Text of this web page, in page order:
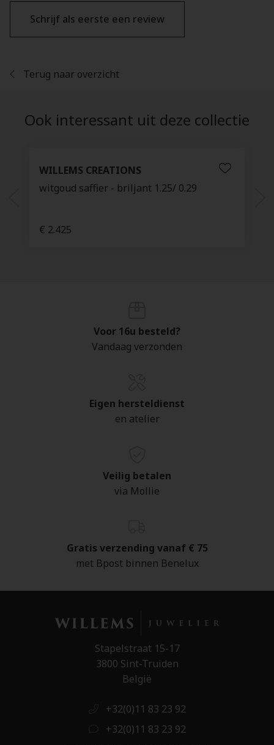
Schrijf als eerste een review
Terug naar overzicht
Ook interessant uit deze collectie
WILLEMS CREATIONS
witgoud saffier - briljant 1.25/ 0.29
€ 2.425
Voor 16u besteld?
Vandaag verzonden
Eigen hersteldienst
en atelier
Veilig betalen
via Mollie
Gratis verzending vanaf € 75
met Bpost binnen Benelux
Stapelstraat 15-17
3800 Sint-Truiden
België
+32(0)11 83 23 92
+32(0)11 83 23 92